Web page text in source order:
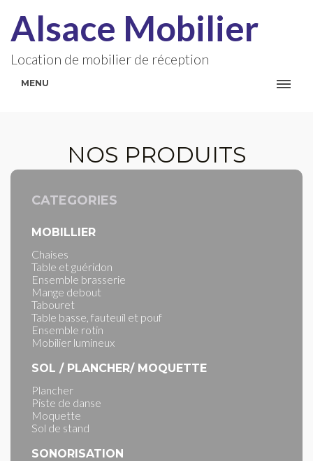
Alsace Mobilier
Location de mobilier de réception
MENU
NOS PRODUITS
CATEGORIES
MOBILLIER
Chaises
Table et guéridon
Ensemble brasserie
Mange debout
Tabouret
Table basse, fauteuil et pouf
Ensemble rotin
Mobilier lumineux
SOL / PLANCHER/ MOQUETTE
Plancher
Piste de danse
Moquette
Sol de stand
SONORISATION